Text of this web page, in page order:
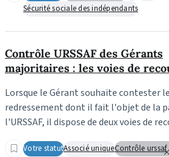
Sécurité sociale des indépendants
Contrôle URSSAF des Gérants
majoritaires : les voies de
Lorsque le Gérant souhaite contester le
redressement dont il fait l'objet de la
l'URSSAF, il dispose de deux voies de
Votre statutAssocié uniqueContrôle urssaf